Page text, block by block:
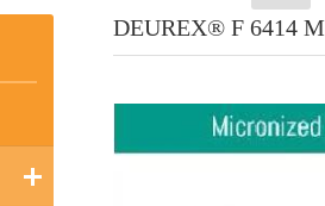
DEUREX® F 6414 M